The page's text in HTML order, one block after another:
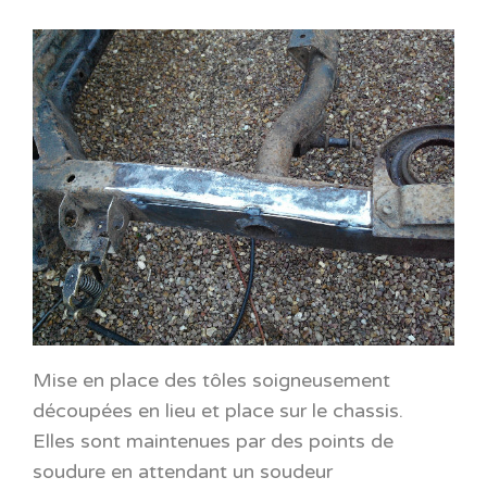
Mise en place des tôles soigneusement
découpées en lieu et place sur le chassis.
Elles sont maintenues par des points de
soudure en attendant un soudeur